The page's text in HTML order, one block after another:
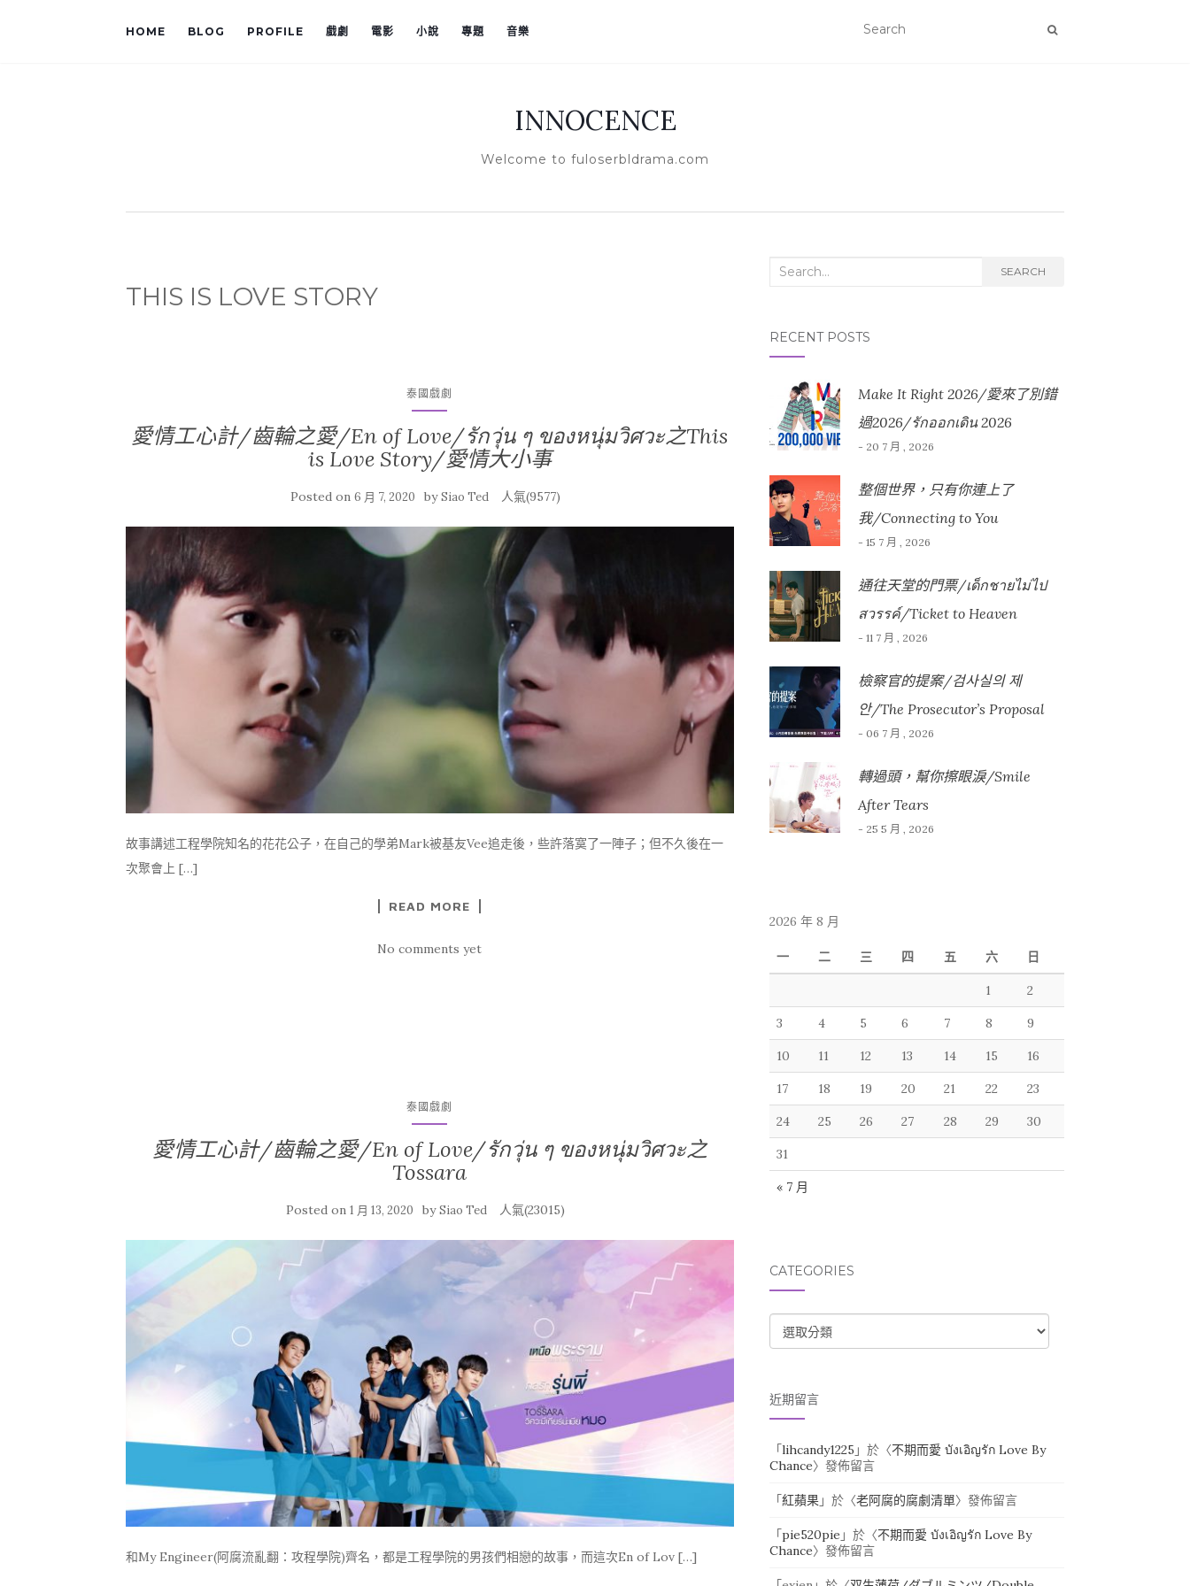
HOME BLOG PROFILE 戲劇 電影 小說 專題 音樂
INNOCENCE
Welcome to fuloserbldrama.com
THIS IS LOVE STORY
泰國戲劇
愛情工心計/齒輪之愛/En of Love/รักวุ่น ๆ ของหนุ่มวิศวะ之This
is Love Story/愛情大小事
Posted on 6 月 7, 2020 bySiao Ted 人氣(9577)
故事講述工程學院知名的花花公子，在自己的學弟Mark被基友Vee追走後，些許落寞了一陣子；但不久後在一
次聚會上 […]
READ MORE
No comments yet
泰國戲劇
愛情工心計/齒輪之愛/En of Love/รักวุ่น ๆ ของหนุ่มวิศวะ之
Tossara
Posted on 1 月 13, 2020 bySiao Ted 人氣(23015)
和My Engineer(阿腐流亂翻：攻程學院)齊名，都是工程學院的男孩們相戀的故事，而這次En of Lov […]
Search for: SEARCH
RECENT POSTS
Make It Right 2026/愛來了別錯
過2026/รักออกเดิน 2026
- 20 7 月 , 2026
整個世界，只有你連上了
我/Connecting to You
- 15 7 月 , 2026
通往天堂的門票/เด็กชายไม่ไป
สวรรค์/Ticket to Heaven
- 11 7 月 , 2026
檢察官的提案/검사실의 제
안/The Prosecutor’s Proposal
- 06 7 月 , 2026
轉過頭，幫你擦眼淚/Smile
After Tears
- 25 5 月 , 2026
2026 年 8 月
一 二 三 四 五 六 日
« 7 月
1 2
3 4 5 6 7 8 9
10 11 12 13 14 15 16
17 18 19 20 21 22 23
24 25 26 27 28 29 30
31
CATEGORIES
CATEGORIES
近期留言
「lihcandy1225 」於〈不期而愛 บังเอิญรัก Love By
Chance〉發佈留言
「紅蘋果」於〈老阿腐的腐劇清單〉發佈留言
「pie520pie 」於〈不期而愛 บังเอิญรัก Love By
Chance〉發佈留言